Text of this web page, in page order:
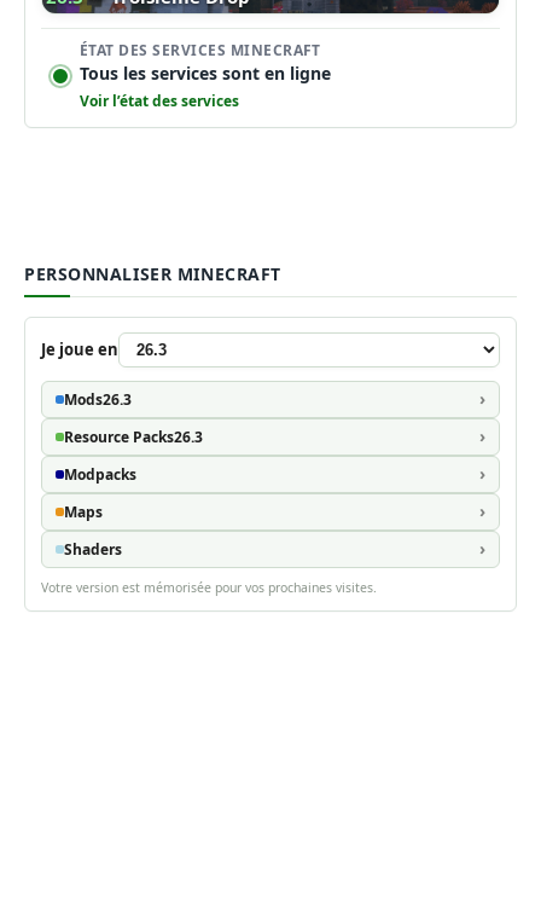
ÉTAT DES SERVICES MINECRAFT
Tous les services sont en ligne
Voir l’état des services
PERSONNALISER MINECRAFT
Je joue en
Mods26.3
Resource Packs26.3
Modpacks
Maps
Shaders
Votre version est mémorisée pour vos prochaines visites.